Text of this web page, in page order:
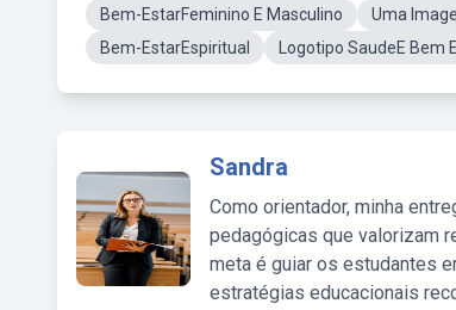
Bem-EstarFeminino E Masculino
Uma
Bem-EstarEspiritual
Logotipo SaudeE Bem
Sandra
Como orientador, minha
pedagógicas que valorizam
meta é guiar os estudantes
estratégias educacionais